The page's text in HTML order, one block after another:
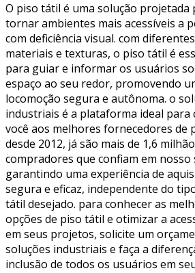
O piso tátil é uma solução projetada
tornar ambientes mais acessíveis a
com deficiência visual. com
materiais e texturas, o piso tátil é
para guiar e informar os usuários
espaço ao seu redor, promovendo
locomoção segura e autônoma. o
industriais é a plataforma ideal para
você aos melhores fornecedores de
desde 2012, já são mais de 1,6
compradores que confiam em nosso
garantindo uma experiência de
segura e eficaz, independente do
tátil desejado. para conhecer as
opções de piso tátil e otimizar a
em seus projetos, solicite um
soluções industriais e faça a
inclusão de todos os usuários em